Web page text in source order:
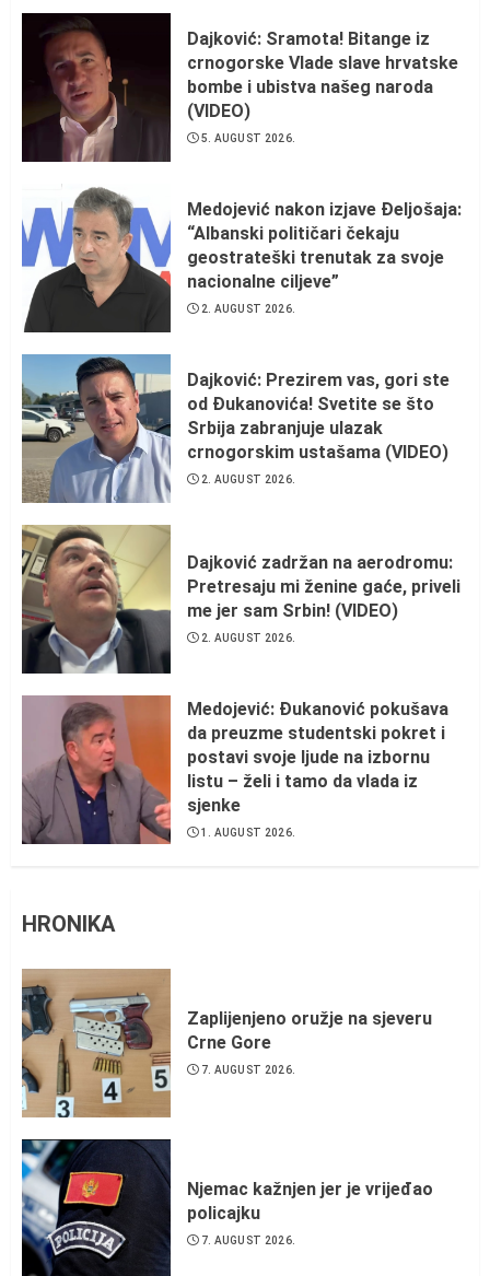
Dajković: Sramota! Bitange iz
crnogorske Vlade slave hrvatske
bombe i ubistva našeg naroda
(VIDEO)
5. AUGUST 2026.
Medojević nakon izjave Đeljošaja:
“Albanski političari čekaju
geostrateški trenutak za svoje
nacionalne ciljeve”
2. AUGUST 2026.
Dajković: Prezirem vas, gori ste
od Đukanovića! Svetite se što
Srbija zabranjuje ulazak
crnogorskim ustašama (VIDEO)
2. AUGUST 2026.
Dajković zadržan na aerodromu:
Pretresaju mi ženine gaće, priveli
me jer sam Srbin! (VIDEO)
2. AUGUST 2026.
Medojević: Đukanović pokušava
da preuzme studentski pokret i
postavi svoje ljude na izbornu
listu – želi i tamo da vlada iz
sjenke
1. AUGUST 2026.
HRONIKA
Zaplijenjeno oružje na sjeveru
Crne Gore
7. AUGUST 2026.
Njemac kažnjen jer je vrijeđao
policajku
7. AUGUST 2026.